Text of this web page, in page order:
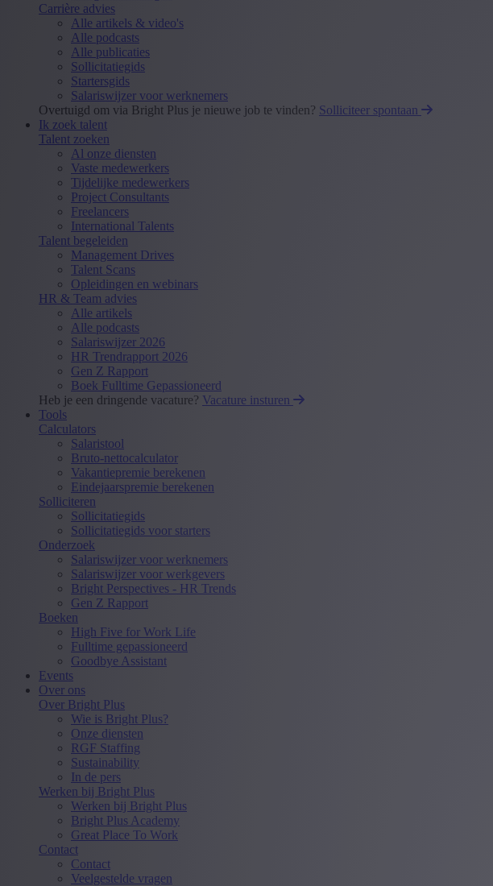
Carrière advies
Alle artikels & video's
Alle podcasts
Alle publicaties
Sollicitatiegids
Startersgids
Salariswijzer voor werknemers
Overtuigd om via Bright Plus je nieuwe job te vinden? Solliciteer spontaan
Ik zoek talent
Talent zoeken
Al onze diensten
Vaste medewerkers
Tijdelijke medewerkers
Project Consultants
Freelancers
International Talents
Talent begeleiden
Management Drives
Talent Scans
Opleidingen en webinars
HR & Team advies
Alle artikels
Alle podcasts
Salariswijzer 2026
HR Trendrapport 2026
Gen Z Rapport
Boek Fulltime Gepassioneerd
Heb je een dringende vacature? Vacature insturen
Tools
Calculators
Salaristool
Bruto-nettocalculator
Vakantiepremie berekenen
Eindejaarspremie berekenen
Solliciteren
Sollicitatiegids
Sollicitatiegids voor starters
Onderzoek
Salariswijzer voor werknemers
Salariswijzer voor werkgevers
Bright Perspectives - HR Trends
Gen Z Rapport
Boeken
High Five for Work Life
Fulltime gepassioneerd
Goodbye Assistant
Events
Over ons
Over Bright Plus
Wie is Bright Plus?
Onze diensten
RGF Staffing
Sustainability
In de pers
Werken bij Bright Plus
Werken bij Bright Plus
Bright Plus Academy
Great Place To Work
Contact
Contact
Veelgestelde vragen